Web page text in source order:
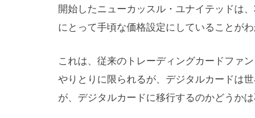
開始したニューカッスル・ユナイテッドは
にとって手頃な価格設定にしていることがわ
これは、従来のトレーディングカードファ
やりとりに限られるが、デジタルカードは
が、デジタルカードに移行するのかどうかは